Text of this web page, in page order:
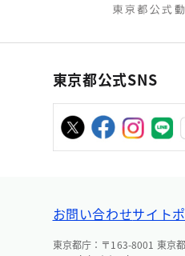
東京都公式SNS
お問い合わせサイト
東京都庁：〒163-8001 東京